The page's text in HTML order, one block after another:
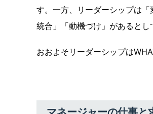
す。一方、リーダーシップは
統合」「動機づけ」があるとし
おおよそリーダーシップは